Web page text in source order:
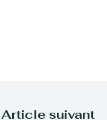
Article suivant